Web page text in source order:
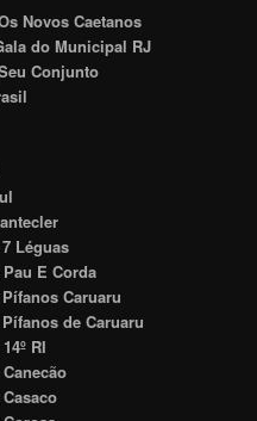
Novos Caetanos
do Municipal RJ
Conjunto
Léguas
E Corda
Caruaru
de Caruaru
RI